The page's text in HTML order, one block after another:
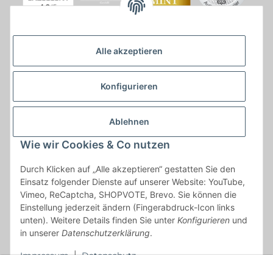
Alle akzeptieren
Konfigurieren
Ablehnen
Wie wir Cookies & Co nutzen
Durch Klicken auf „Alle akzeptieren“ gestatten Sie den
Einsatz folgender Dienste auf unserer Website: YouTube,
Vimeo, ReCaptcha, SHOPVOTE, Brevo. Sie können die
Einstellung jederzeit ändern (Fingerabdruck-Icon links
unten). Weitere Details finden Sie unter Konfigurieren und
in unserer Datenschutzerklärung.
* * Lieferzeiten gelten ab Zahlungseingang und innerhalb
Deutschland.Irrtümer vorbehalten. Angaben zur
Auflagenhöhe, Durchmesser, etc. werden nicht garantiert. Der
Kaufvertrag bleibt davon unbetroffen. Alle angegebenen Preise
sind incl. der gesetzlichen UST und, zzgl.Versand| Das Angebot
"kostenlose Lieferung" bezieht sich aussließlich auf den